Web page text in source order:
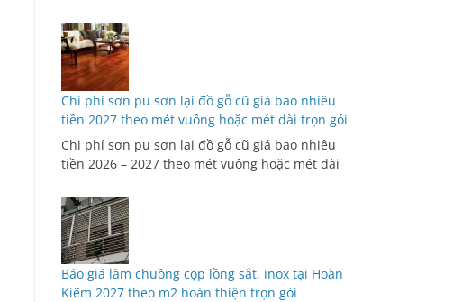
Chi phí sơn pu sơn lại đồ gỗ cũ giá bao nhiêu
tiền 2027 theo mét vuông hoặc mét dài trọn gói
Chi phí sơn pu sơn lại đồ gỗ cũ giá bao nhiêu
tiền 2026 – 2027 theo mét vuông hoặc mét dài
Báo giá làm chuồng cọp lồng sắt, inox tại Hoàn
Kiếm 2027 theo m2 hoàn thiện trọn gói